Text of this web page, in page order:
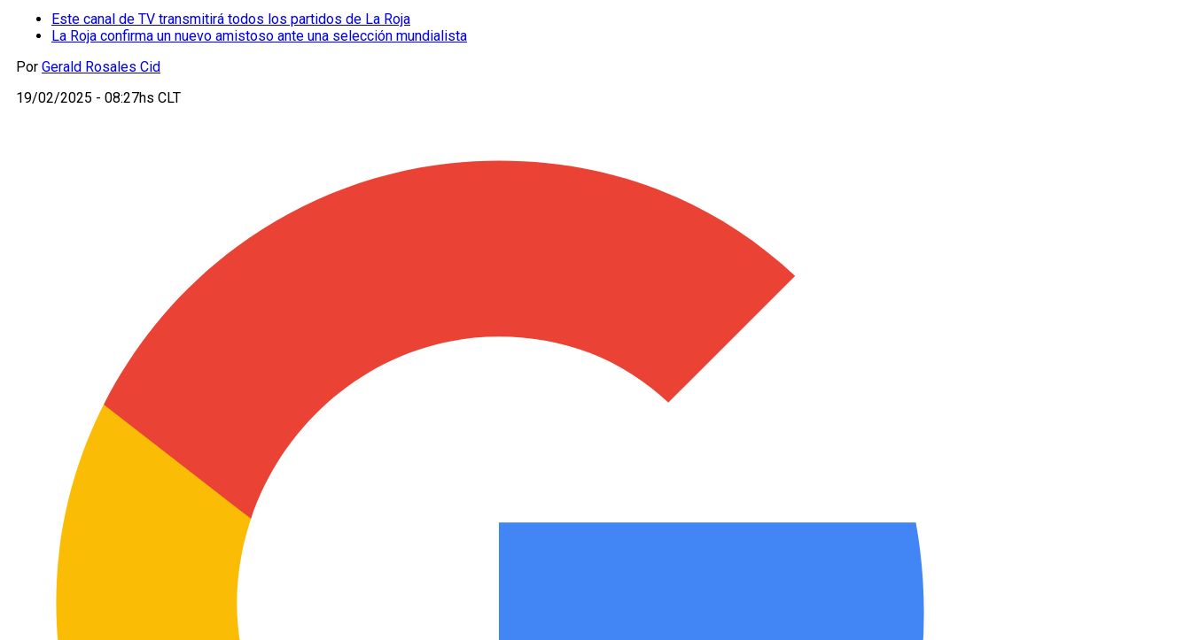
Este canal de TV transmitirá todos los partidos de La Roja
La Roja confirma un nuevo amistoso ante una selección mundialista
Por Gerald Rosales Cid
19/02/2025 - 08:27hs CLT